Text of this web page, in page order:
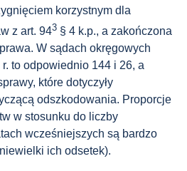
korzystnym dla
z art. 943 § 4 k.p., a zakończona
W sądach okręgowych
to odpowiednio 144 i 26, a
które dotyczyły
odszkodowania. Proporcje
w stosunku do liczby
wcześniejszych są bardzo
ich odsetek).